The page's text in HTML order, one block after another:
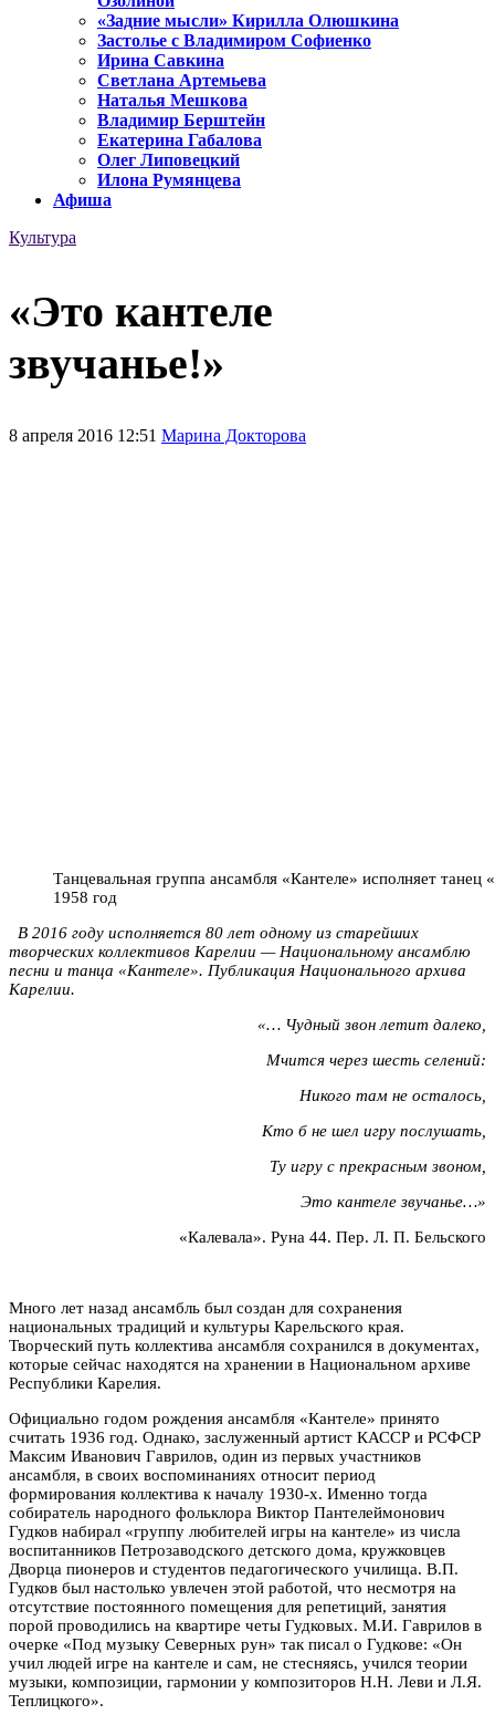
«Задние мысли» Кирилла Олюшкина
Застолье с Владимиром Софиенко
Ирина Савкина
Светлана Артемьева
Наталья Мешкова
Владимир Берштейн
Екатерина Габалова
Олег Липовецкий
Илона Румянцева
Афиша
Культура
«Это кантеле
звучанье!»
8 апреля 2016 12:51 Марина Докторова
Танцевальная группа ансамбля «Кантеле» исполняет танец
1958 год
В 2016 году исполняется 80 лет одному из старейших
творческих коллективов Карелии — Национальному ансамблю
песни и танца «Кантеле». Публикация Национального архива
Карелии.
«… Чудный звон летит далеко,
Мчится через шесть селений:
Никого там не осталось,
Кто б не шел игру послушать,
Ту игру с прекрасным звоном,
Это кантеле звучанье…»
«Калевала». Руна 44. Пер. Л. П. Бельского
Много лет назад ансамбль был создан для сохранения
национальных традиций и культуры Карельского края.
Творческий путь коллектива ансамбля сохранился в документах,
которые сейчас находятся на хранении в Национальном архиве
Республики Карелия.
Официально годом рождения ансамбля «Кантеле» принято
считать 1936 год. Однако, заслуженный артист КАССР и РСФСР
Максим Иванович Гаврилов, один из первых участников
ансамбля, в своих воспоминаниях относит период
формирования коллектива к началу 1930-х. Именно тогда
собиратель народного фольклора Виктор Пантелеймонович
Гудков набирал «группу любителей игры на кантеле» из числа
воспитанников Петрозаводского детского дома, кружковцев
Дворца пионеров и студентов педагогического училища. В.П.
Гудков был настолько увлечен этой работой, что несмотря на
отсутствие постоянного помещения для репетиций, занятия
порой проводились на квартире четы Гудковых. М.И. Гаврилов в
очерке «Под музыку Северных рун» так писал о Гудкове: «Он
учил людей игре на кантеле и сам, не стесняясь, учился теории
музыки, композиции, гармонии у композиторов Н.Н. Леви и Л.Я.
Теплицкого».